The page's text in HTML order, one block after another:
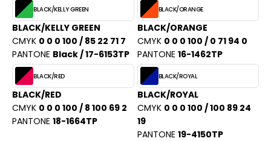
BLACK/KELLY GREEN
BLACK/KELLY GREEN
CMYK 0 0 0 100 / 85 22 71 7
PANTONE Black / 17-6153TP
BLACK/ORANGE
BLACK/ORANGE
CMYK 0 0 0 100 / 0 71 94 0
PANTONE 16-1462TP
BLACK/RED
BLACK/RED
CMYK 0 0 0 100 / 8 100 69 2
PANTONE 18-1664TP
BLACK/ROYAL
BLACK/ROYAL
CMYK 0 0 0 100 / 100 89 24
19
PANTONE 19-4150TP